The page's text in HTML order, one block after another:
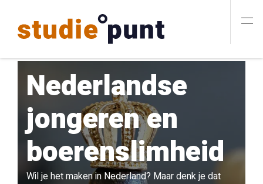
Nederlandse
jongeren en
boerenslimheid
Wil je het maken in Nederland? Maar denk je dat